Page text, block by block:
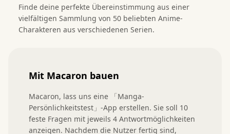
Finde deine perfekte Übereinstimmung aus einer
vielfältigen Sammlung von 50 beliebten Anime-
Charakteren aus verschiedenen Serien.
Mit Macaron bauen
Macaron, lass uns eine 「Manga-
Persönlichkeitstest」-App erstellen. Sie soll 10
feste Fragen mit jeweils 4 Antwortmöglichkeiten
anzeigen. Nachdem die Nutzer fertig sind,